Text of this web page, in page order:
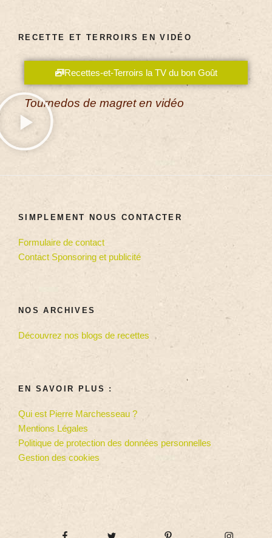
RECETTE ET TERROIRS EN VIDÉO
Recettes-et-Terroirs la TV du bon Goût
Tournedos de magret en vidéo
SIMPLEMENT NOUS CONTACTER
Formulaire de contact
Contact Sponsoring et publicité
NOS ARCHIVES
Découvrez nos blogs de recettes
EN SAVOIR PLUS :
Qui est Pierre Marchesseau ?
Mentions Légales
Politique de protection des données personnelles
Gestion des cookies